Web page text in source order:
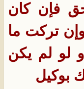
فإن كان
تركت ما
لو لم يكن
بوكيل